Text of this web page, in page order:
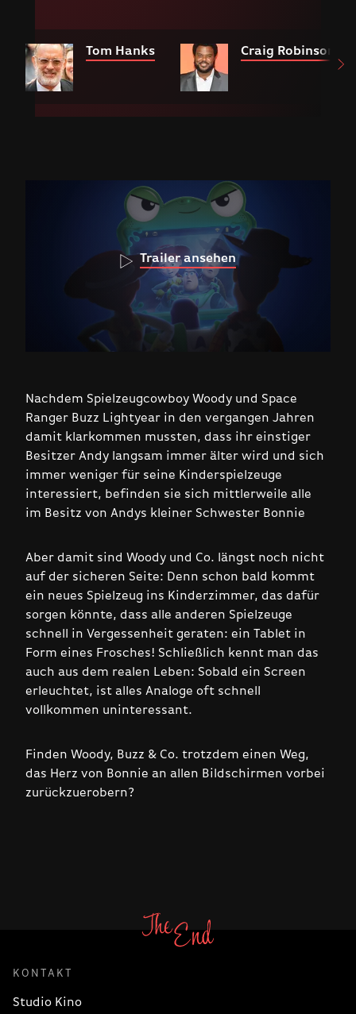
Tom Hanks Craig Robinson
Trailer ansehen
Nachdem Spielzeugcowboy Woody und Space
Ranger Buzz Lightyear in den vergangen Jahren
damit klarkommen mussten, dass ihr einstiger
Besitzer Andy langsam immer älter wird und sich
immer weniger für seine Kinderspielzeuge
interessiert, befinden sie sich mittlerweile alle
im Besitz von Andys kleiner Schwester Bonnie
Aber damit sind Woody und Co. längst noch nicht
auf der sicheren Seite: Denn schon bald kommt
ein neues Spielzeug ins Kinderzimmer, das dafür
sorgen könnte, dass alle anderen Spielzeuge
schnell in Vergessenheit geraten: ein Tablet in
Form eines Frosches! Schließlich kennt man das
auch aus dem realen Leben: Sobald ein Screen
erleuchtet, ist alles Analoge oft schnell
vollkommen uninteressant.
Finden Woody, Buzz & Co. trotzdem einen Weg,
das Herz von Bonnie an allen Bildschirmen vorbei
zurückzuerobern?
KONTAKT
Studio Kino